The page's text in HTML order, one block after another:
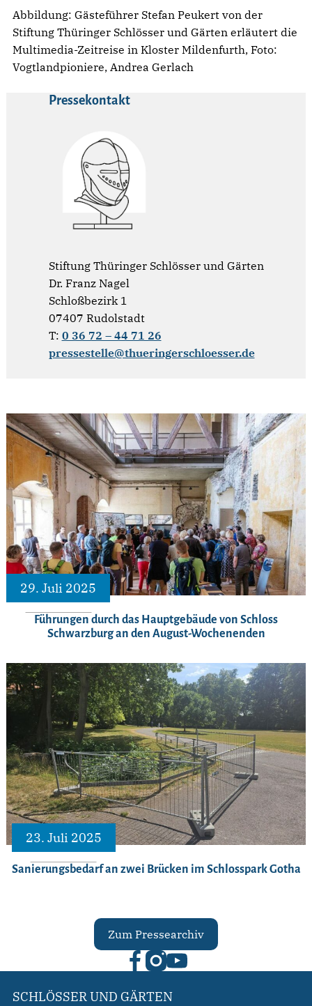
Abbildung: Gästeführer Stefan Peukert von der
Stiftung Thüringer Schlösser und Gärten erläutert die
Multimedia-Zeitreise in Kloster Mildenfurth, Foto:
Vogtlandpioniere, Andrea Gerlach
Pressekontakt
Stiftung Thüringer Schlösser und Gärten
Dr. Franz Nagel
Schloßbezirk 1
07407 Rudolstadt
T: 0 36 72 – 44 71 26
pressestelle@thueringerschloesser.de
29. Juli 2025
Führungen durch das Hauptgebäude von Schloss
Schwarzburg an den August-Wochenenden
23. Juli 2025
Sanierungsbedarf an zwei Brücken im Schlosspark Gotha
Zum Pressearchiv
SCHLÖSSER UND GÄRTEN